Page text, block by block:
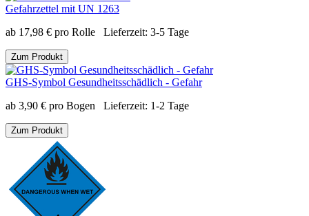
Gefahrzettel mit UN 1263
ab 17,98 € pro Rolle Lieferzeit: 3-5 Tage
Zum Produkt
GHS-Symbol Gesundheitsschädlich - Gefahr
ab 3,90 € pro Bogen Lieferzeit: 1-2 Tage
Zum Produkt